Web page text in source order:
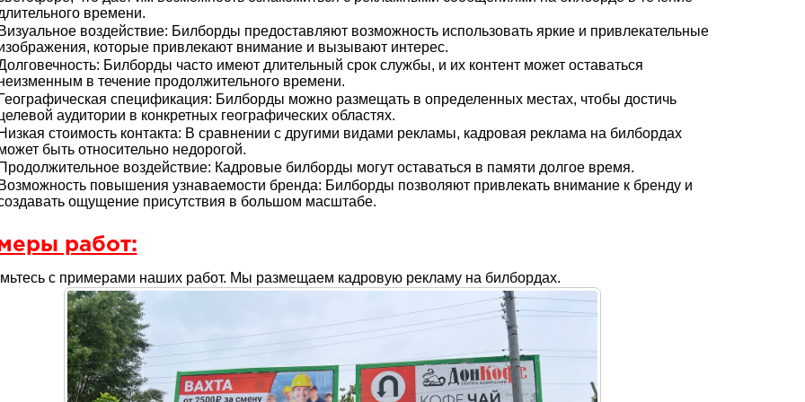
времени.
Визуальное воздействие: Билборды предоставляют возможность использовать яркие и привлекательные
которые привлекают внимание и вызывают интерес.
Билборды часто имеют длительный срок службы, и их контент может оставаться
в течение продолжительного времени.
Географическая спецификация: Билборды можно размещать в определенных местах, чтобы достичь
аудитории в конкретных географических областях.
Низкая стоимость контакта: В сравнении с другими видами рекламы, кадровая реклама на билбордах
быть относительно недорогой.
Продолжительное воздействие: Кадровые билборды могут оставаться в памяти долгое время.
Возможность повышения узнаваемости бренда: Билборды позволяют привлекать внимание к бренду и
ощущение присутствия в большом масштабе.
работ:
с примерами наших работ. Мы размещаем кадровую рекламу на билбордах.